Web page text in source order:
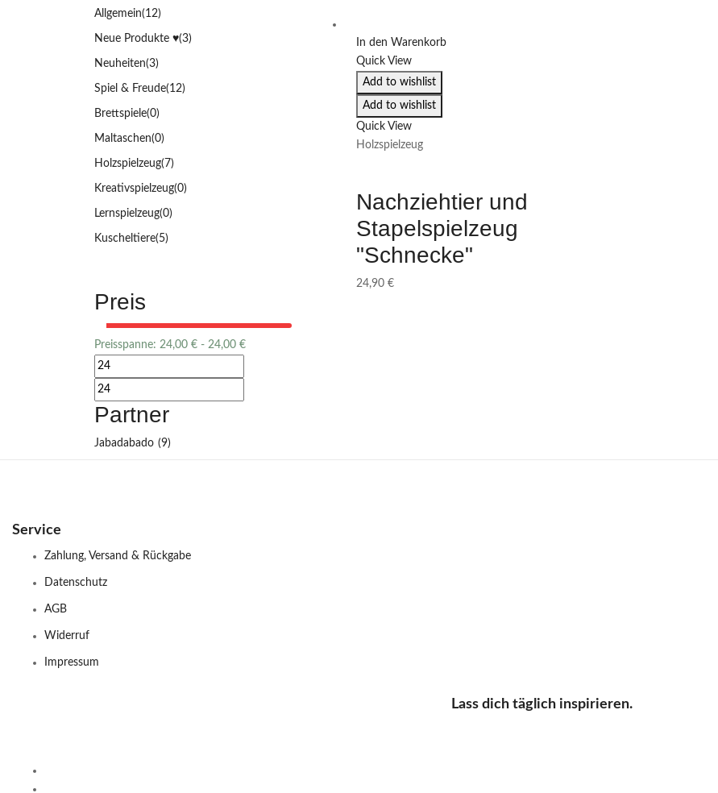
Allgemein(12)
Neue Produkte ♥️(3)
Neuheiten(3)
Spiel & Freude(12)
Brettspiele(0)
Maltaschen(0)
Holzspielzeug(7)
Kreativspielzeug(0)
Lernspielzeug(0)
Kuscheltiere(5)
Preis
Preisspanne: 24,00 € - 24,00 €
Partner
Jabadabado (9)
In den Warenkorb
Quick View
Add to wishlist
Add to wishlist
Quick View
Holzspielzeug
Nachziehtier und
Stapelspielzeug
"Schnecke"
24,90 €
Service
Zahlung, Versand & Rückgabe
Datenschutz
AGB
Widerruf
Impressum
Lass dich täglich inspirieren.